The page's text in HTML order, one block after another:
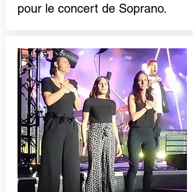
pour le concert de Soprano.